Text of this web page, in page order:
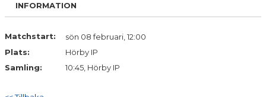
INFORMATION
Matchstart:
sön 08 februari, 12:00
Plats:
Hörby IP
Samling:
10:45, Hörby IP